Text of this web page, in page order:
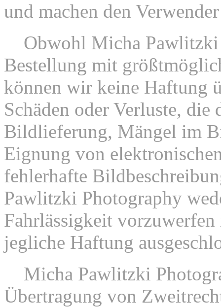
und machen den
Obwohl Micha
Bestellung mit
können wir keine Haftung
Schäden oder Verluste, die
Bildlieferung, Mängel im
Eignung von
fehlerhafte
Pawlitzki Photography
Fahrlässigkeit
jegliche Haftung
Micha Pawlitzki
Übertragung von